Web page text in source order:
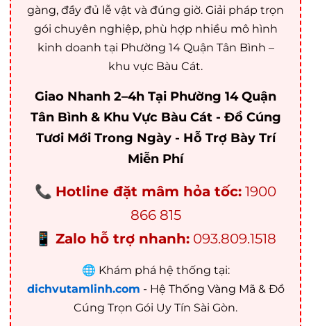
gàng, đầy đủ lễ vật và đúng giờ. Giải pháp trọn
gói chuyên nghiệp, phù hợp nhiều mô hình
kinh doanh tại Phường 14 Quận Tân Bình –
khu vực Bàu Cát.
Giao Nhanh 2–4h Tại Phường 14 Quận
Tân Bình & Khu Vực Bàu Cát - Đồ Cúng
Tươi Mới Trong Ngày - Hỗ Trợ Bày Trí
Miễn Phí
📞 Hotline đặt mâm hỏa tốc: 1900
866 815
📱 Zalo hỗ trợ nhanh: 093.809.1518
🌐 Khám phá hệ thống tại:
dichvutamlinh.com - Hệ Thống Vàng Mã & Đồ
Cúng Trọn Gói Uy Tín Sài Gòn.